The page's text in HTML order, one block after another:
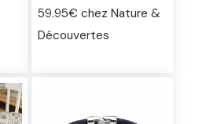
59.95€ chez Nature &
Découvertes